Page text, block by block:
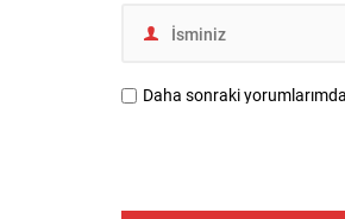
Daha sonraki